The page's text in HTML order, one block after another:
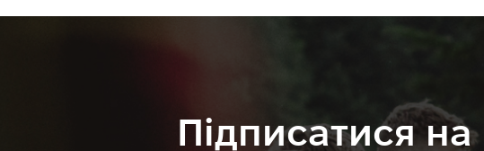
Підписатися